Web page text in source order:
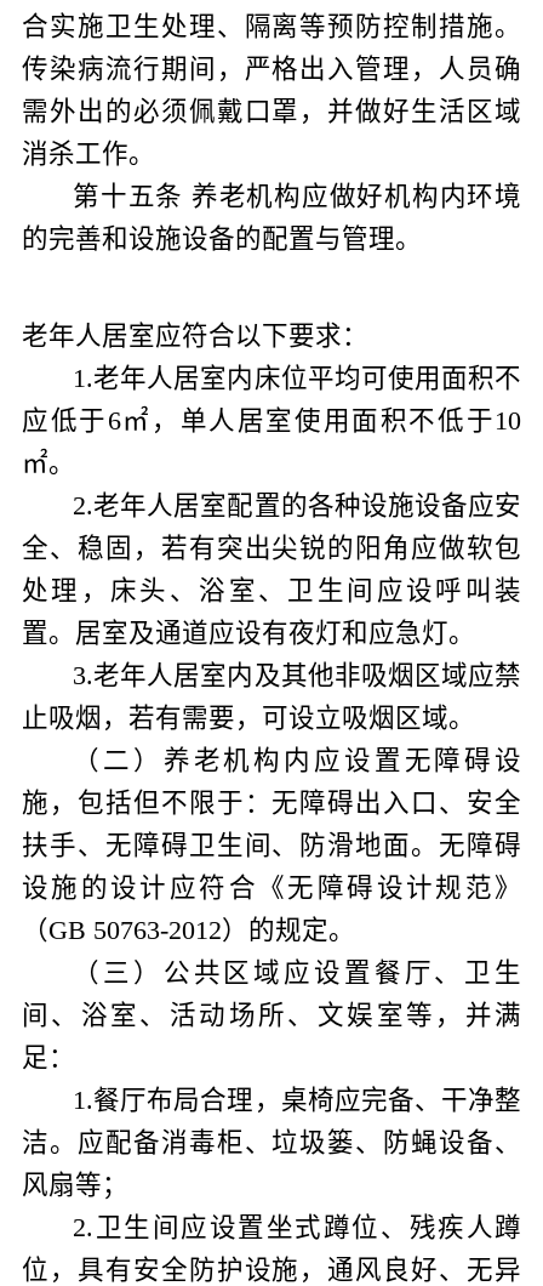
合实施卫生处理、隔离等预防控制措施。
传染病流行期间，严格出入管理，人员确
需外出的必须佩戴口罩，并做好生活区域
消杀工作。
第十五条 养老机构应做好机构内环境
的完善和设施设备的配置与管理。
老年人居室应符合以下要求：
1.老年人居室内床位平均可使用面积不
应低于6㎡，单人居室使用面积不低于10
㎡。
2.老年人居室配置的各种设施设备应安
全、稳固，若有突出尖锐的阳角应做软包
处理，床头、浴室、卫生间应设呼叫装
置。居室及通道应设有夜灯和应急灯。
3.老年人居室内及其他非吸烟区域应禁
止吸烟，若有需要，可设立吸烟区域。
（二）养老机构内应设置无障碍设
施，包括但不限于：无障碍出入口、安全
扶手、无障碍卫生间、防滑地面。无障碍
设施的设计应符合《无障碍设计规范》
（GB 50763-2012）的规定。
（三）公共区域应设置餐厅、卫生
间、浴室、活动场所、文娱室等，并满
足：
1.餐厅布局合理，桌椅应完备、干净整
洁。应配备消毒柜、垃圾篓、防蝇设备、
风扇等；
2. 卫生间应设置坐式蹲位、残疾人蹲
位，具有安全防护设施，通风良好、无异